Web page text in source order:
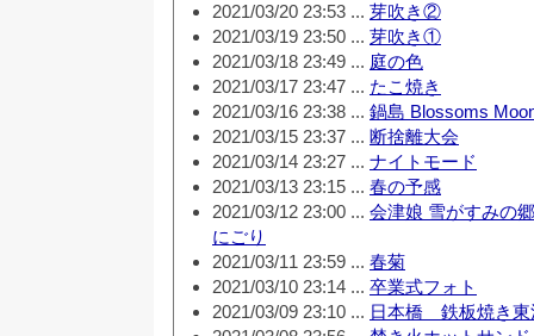
2021/03/20 23:53 ... 芽吹き②
2021/03/19 23:50 ... 芽吹き①
2021/03/18 23:49 ... 庭の色
2021/03/17 23:47 ... たこ焼き
2021/03/16 23:38 ... 鍋島 Blossoms
2021/03/15 23:37 ... 断捨離大会
2021/03/14 23:27 ... ナイトモード
2021/03/13 23:15 ... 春の予感
2021/03/12 23:00 ... 会津娘 雪がすみの
にごり
2021/03/11 23:59 ... 春菊
2021/03/10 23:14 ... 卒業式フォト
2021/03/09 23:10 ... 日本橋 鉄板焼き東